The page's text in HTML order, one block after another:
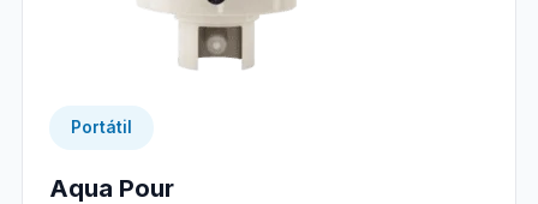
Portátil
Aqua Pour